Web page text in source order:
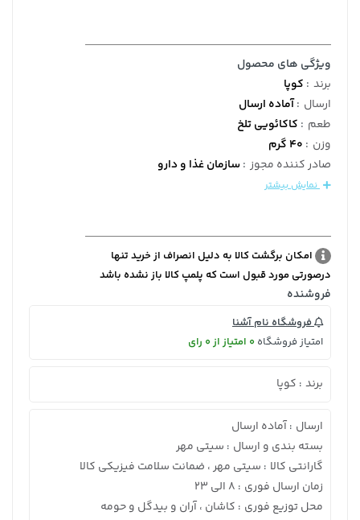
ویژگی های محصول
برند : کوپا
ارسال :آماده ارسال
طعم : کاکائویی تلخ
وزن : 40 گرم
صادر کننده مجوز :سازمان غذا و دارو
نمایش بیشتر
امکان برگشت کالا به دلیل انصراف از خرید تنها
درصورتی مورد قبول است که پلمپ کالا باز نشده باشد
فروشنده
فروشگاه نام آشنا
امتیاز فروشگاه 0 امتیاز از 0 رای
برند : کوپا
ارسال : آماده ارسال
بسته بندی و ارسال : سیتی مهر
گارانتی کالا : سیتی مهر ، ضمانت سلامت فیزیکی کالا
زمان ارسال فوری : 8 الی 23
محل توزیع فوری : کاشان ، آران و بیدگل و حومه